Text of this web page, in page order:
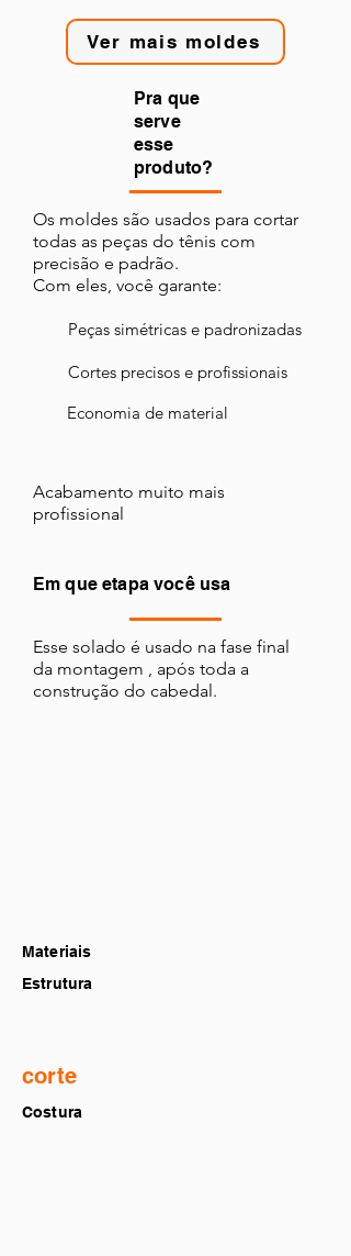
Ver mais moldes
Pra que
serve
esse
produto?
Os moldes são usados para cortar
todas as peças do tênis com
precisão e padrão.
Com eles, você garante:
Peças simétricas e padronizadas
Cortes precisos e profissionais
Economia de material
Acabamento muito mais
profissional
Em que etapa você usa
Esse solado é usado na fase final
da montagem , após toda a
construção do cabedal.
Materiais
Estrutura
corte
Costura